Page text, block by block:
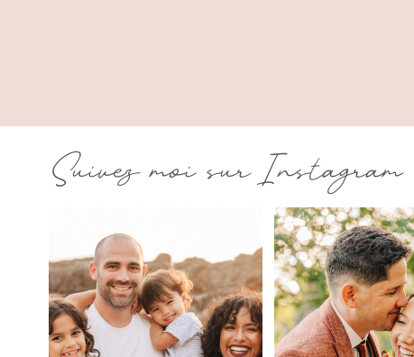
Suivez moi sur Instagram